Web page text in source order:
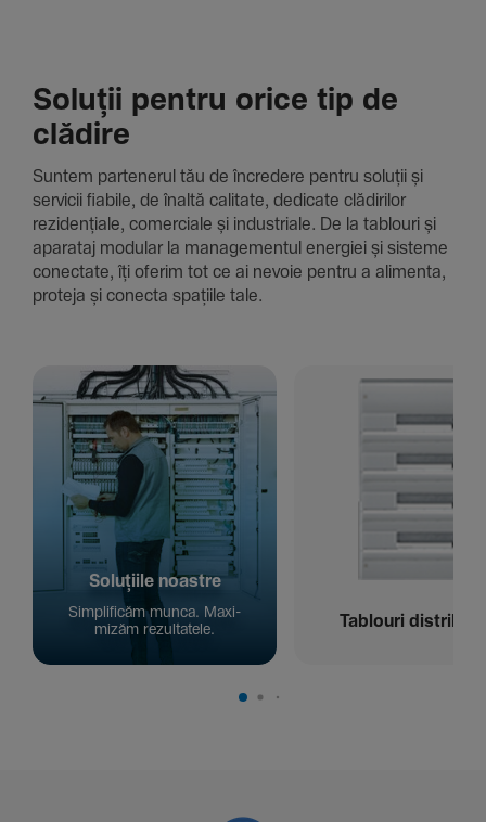
Soluții pentru orice tip de
clădire
Suntem parte­nerul tău de încre­dere pentru soluții și
servicii fiabile, de înaltă cali­tate, dedi­cate clădi­rilor
rezi­den­țiale, comer­ciale și indus­triale. De la tablouri și
aparataj modular la managementul energiei și sisteme
conec­tate, îți oferim tot ce ai nevoie pentru a alimenta,
proteja și conecta spațiile tale.
Solu­țiile noastre
Simpli­ficăm munca. Maxi­
mizăm rezul­ta­tele.
Tablouri